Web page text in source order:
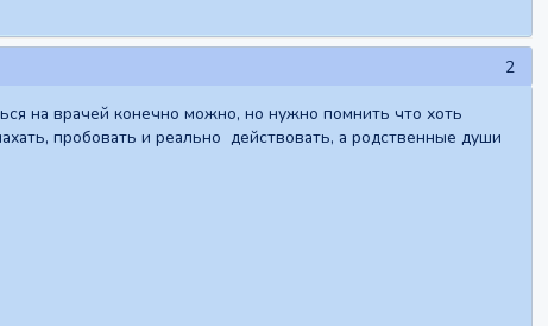
2
на врачей конечно можно, но нужно помнить что хоть
пробовать и реально действовать, а родственные души